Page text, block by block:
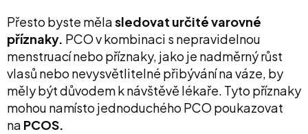
Přesto byste mělasledovat určité varovné
příznaky. PCO v kombinaci s nepravidelnou
menstruací nebo příznaky, jako je nadměrný růst
vlasů nebo nevysvětlitelné přibývání na váze, by
měly být důvodem k návštěvě lékaře. Tyto příznaky
mohou namísto jednoduchého PCO poukazovat
na PCOS.